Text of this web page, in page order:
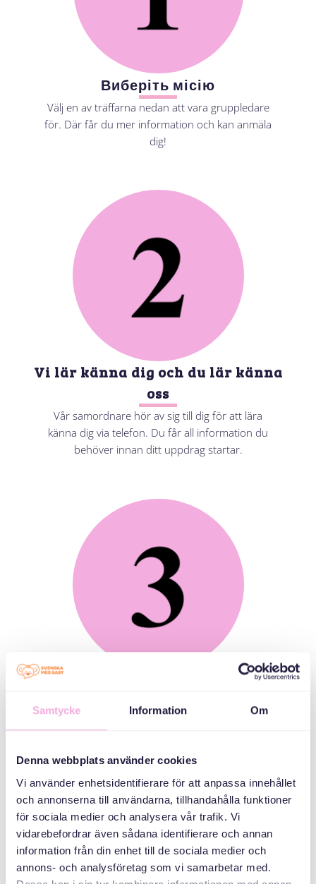
Samtycke Information Om
Denna webbplats använder cookies
Vi använder enhetsidentifierare för att anpassa innehållet
och annonserna till användarna, tillhandahålla funktioner
för sociala medier och analysera vår trafik. Vi
vidarebefordrar även sådana identifierare och annan
information från din enhet till de sociala medier och
annons- och analysföretag som vi samarbetar med.
Виберіть місію
Välj en av träffarna nedan att vara gruppledare
för. Där får du mer information och kan anmäla
dig!
Vi lär känna dig och du lär känna
oss
Vår samordnare hör av sig till dig för att lära
känna dig via telefon. Du får all information du
behöver innan ditt uppdrag startar.
Du och ditt barn eller du som senior är redo för